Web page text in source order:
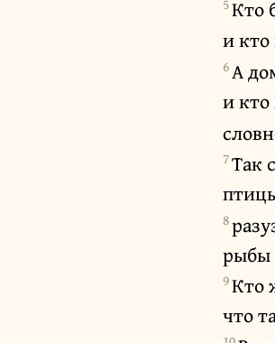
Кто
и
6А
и кто
7Так
8
рыбы
9Кто
что